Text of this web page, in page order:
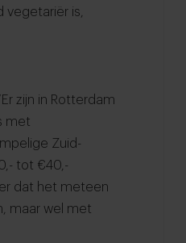
vegetariër is,
zijn in Rotterdam
met
Zuid-
tot €40,-
dat het meteen
maar wel met